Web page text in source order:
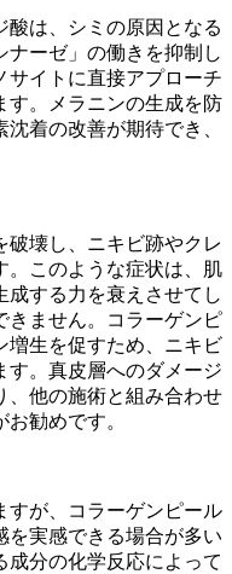
酸は、シミの原因となる
ナーゼ」の働きを抑制し
サイトに直接アプローチ
す。メラニンの生成を防
着の改善が期待でき、
破壊し、ニキビ跡やクレ
。このような症状は、肌
成する力を衰えさせてし
きません。コラーゲンピ
増生を促すため、ニキビ
す。真皮層へのダメージ
、他の施術と組み合わせ
勧めです。
すが、コラーゲンピール
を実感できる場合が多い
成分の化学反応によって